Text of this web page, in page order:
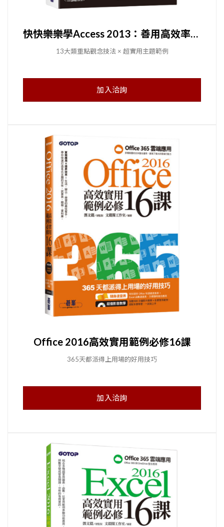
快快樂樂學Access 2013：善用高效率x方便強大的資料庫管理
13大類重點觀念技法 × 超實用主題範例
加入洽詢
Office 2016高效實用範例必修16課
365天都派得上用場的好用技巧
加入洽詢